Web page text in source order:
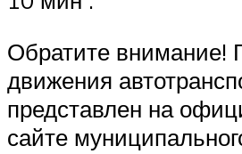
Обратите внимание!
движения
представлен на
сайте